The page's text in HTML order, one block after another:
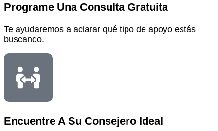
Programe Una Consulta Gratuita
Te ayudaremos a aclarar qué tipo de apoyo estás
buscando.
Encuentre A Su Consejero Ideal